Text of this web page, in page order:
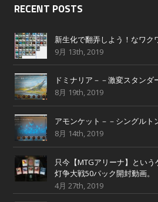
RECENT POSTS
新生化で翻弄しよう！なワク
9月 13th, 2019
ドミナリア－－激変スタンダ
8月 19th, 2019
アモンケット－－シングルト
8月 14th, 2019
只今【MTGアリーナ】という
灯争大戦50パック開封動画。
4月 27th, 2019